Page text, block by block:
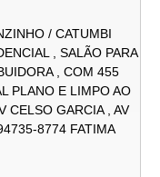
/ CATUMBI
, SALÃO PARA
, COM 455
PLANO E LIMPO AO
CELSO GARCIA , AV
8774 FATIMA